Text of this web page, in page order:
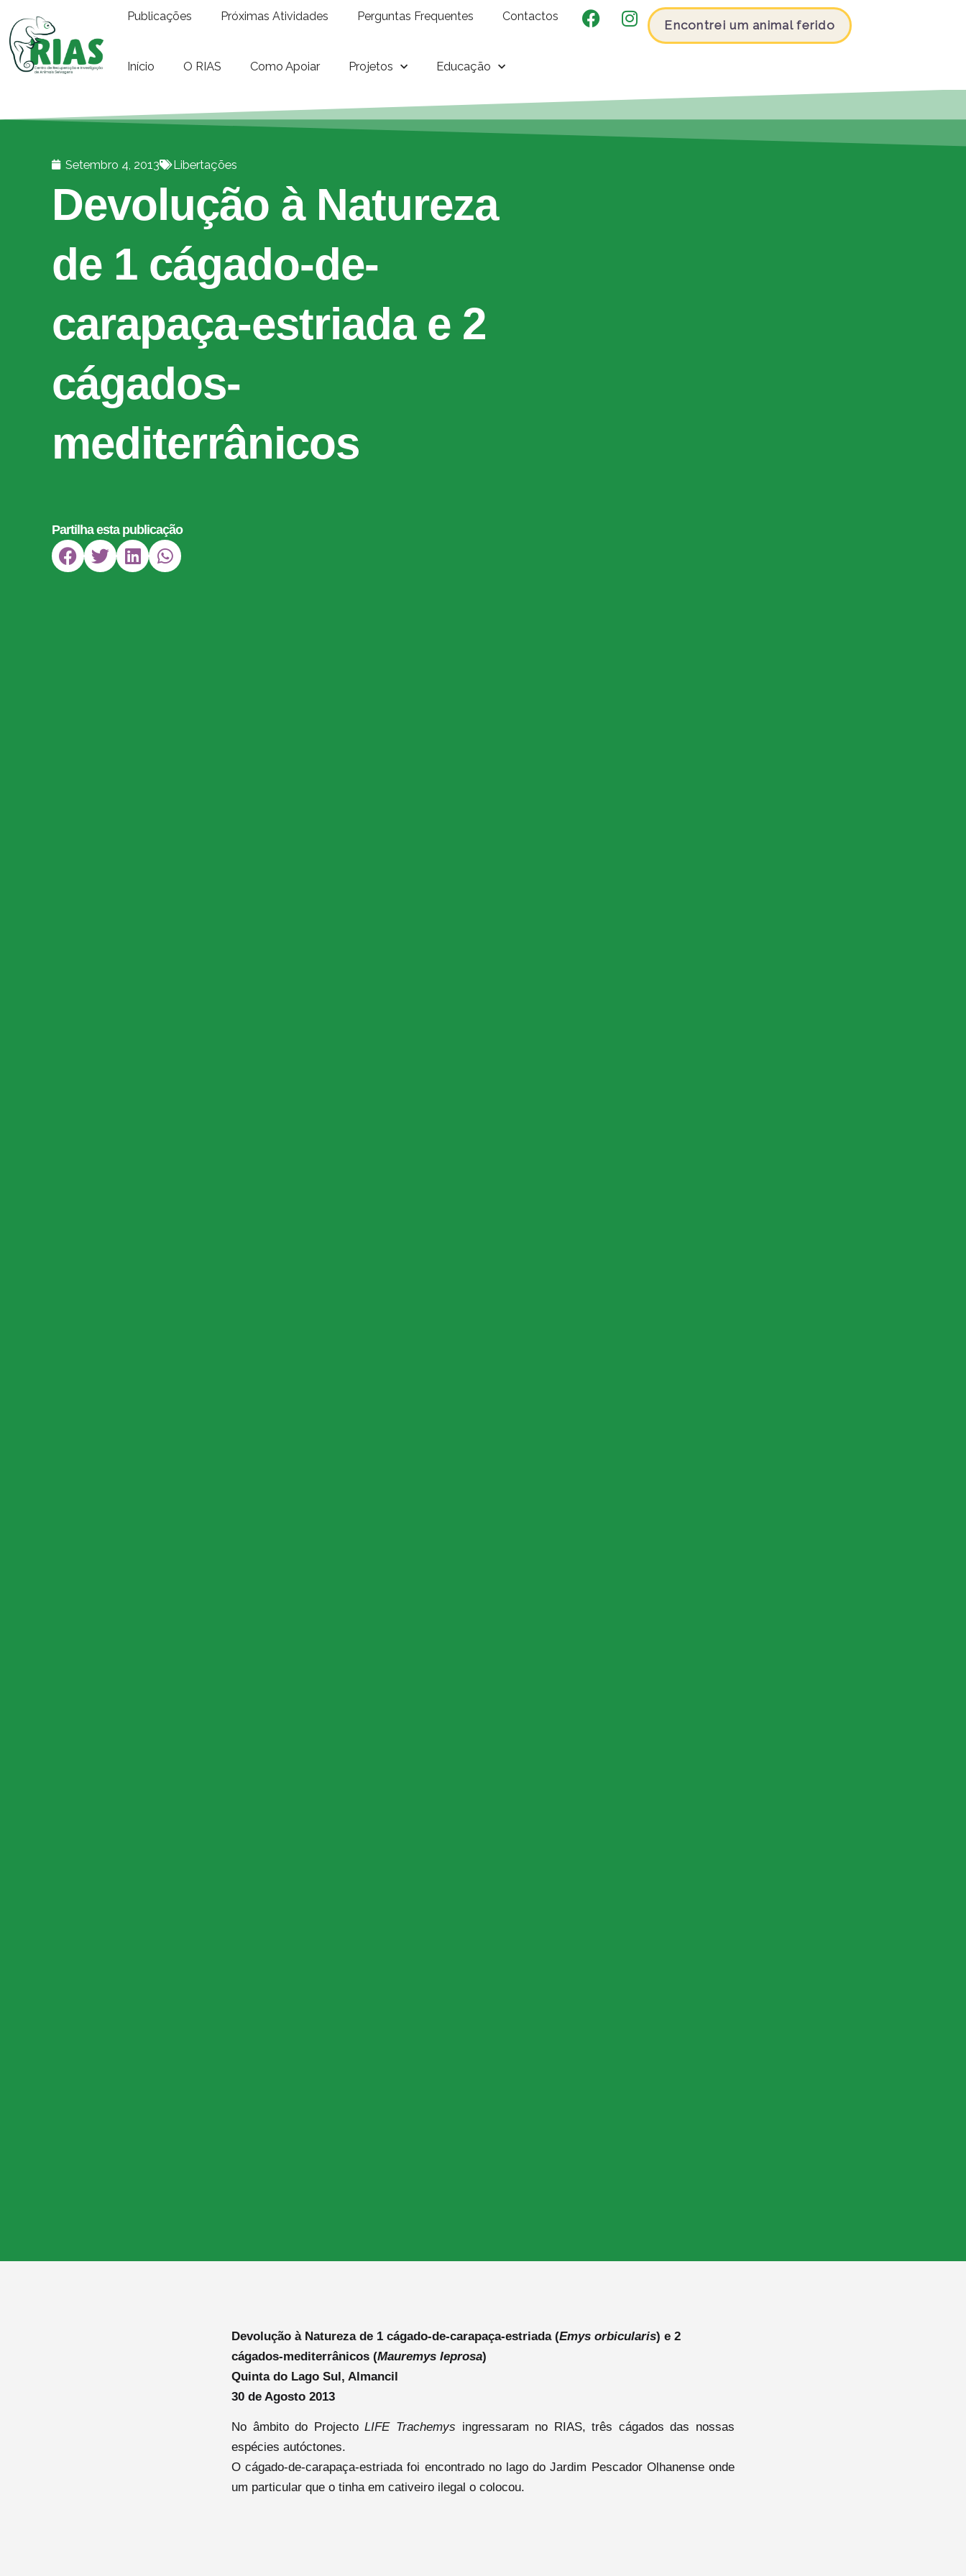
Publicações Próximas Atividades Perguntas Frequentes Contactos
Encontrei um animal ferido
Início O RIAS Como Apoiar Projetos Educação
Setembro 4, 2013 Libertações
Devolução à Natureza
de 1 cágado-de-
carapaça-estriada e 2
cágados-
mediterrânicos
Partilha esta publicação
Devolução à Natureza de 1 cágado-de-carapaça-estriada (Emys orbicularis) e 2
cágados-mediterrânicos (Mauremys leprosa)
Quinta do Lago Sul, Almancil
30 de Agosto 2013
No âmbito do ProjectoLIFE Trachemys ingressaram no RIAS, três cágados das nossas
espécies autóctones.
O cágado-de-carapaça-estriada foi encontrado no lago do Jardim Pescador Olhanense onde
um particular que o tinha em cativeiro ilegal o colocou.